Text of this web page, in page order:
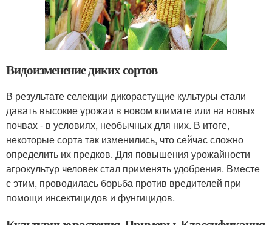
Видоизменение диких сортов
В результате селекции дикорастущие культуры стали
давать высокие урожаи в новом климате или на новых
почвах - в условиях, необычных для них. В итоге,
некоторые сорта так изменились, что сейчас сложно
определить их предков. Для повышения урожайности
агрокультур человек стал применять удобрения. Вместе
с этим, проводилась борьба против вредителей при
помощи инсектицидов и фунгицидов.